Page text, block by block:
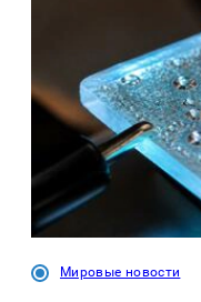
Мировые новости